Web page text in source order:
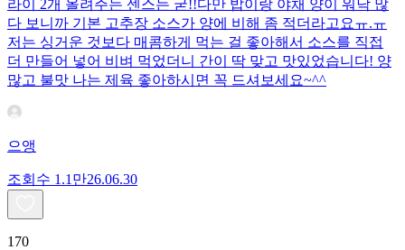
라이 2개 올려주는 센스는 굳!! ​다만 밥이랑 야채 양이 워낙 많
다 보니까 기본 고추장 소스가 양에 비해 좀 적더라고요ㅠ.ㅠ
저는 싱거운 것보다 매콤하게 먹는 걸 좋아해서 소스를 직접
더 만들어 넣어 비벼 먹었더니 간이 딱 맞고 맛있었습니다! 양
많고 불맛 나는 제육 좋아하시면 꼭 드셔보세요~^^
으앵
조회수 1.1만26.06.30
170